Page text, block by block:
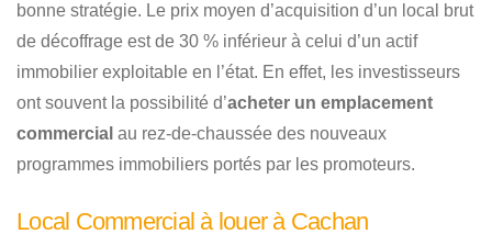
bonne stratégie. Le prix moyen d’acquisition d’un local brut
de décoffrage est de 30 % inférieur à celui d’un actif
immobilier exploitable en l’état. En effet, les investisseurs
ont souvent la possibilité d’acheter un emplacement
commercial au rez-de-chaussée des nouveaux
programmes immobiliers portés par les promoteurs.
Local Commercial à louer à Cachan